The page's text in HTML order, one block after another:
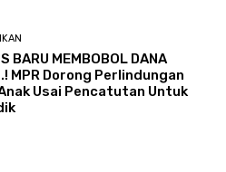
BARU MEMBOBOL DANA
MPR Dorong Perlindungan
Usai Pencatutan Untuk